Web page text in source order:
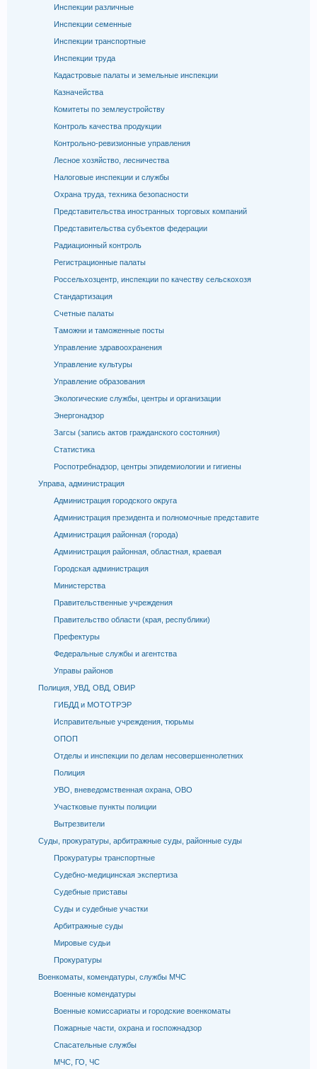
Инспекции различные
Инспекции семенные
Инспекции транспортные
Инспекции труда
Кадастровые палаты и земельные инспекции
Казначейства
Комитеты по землеустройству
Контроль качества продукции
Контрольно-ревизионные управления
Лесное хозяйство, лесничества
Налоговые инспекции и службы
Охрана труда, техника безопасности
Представительства иностранных торговых компаний
Представительства субъектов федерации
Радиационный контроль
Регистрационные палаты
Россельхозцентр, инспекции по качеству сельскохозя
Стандартизация
Счетные палаты
Таможни и таможенные посты
Управление здравоохранения
Управление культуры
Управление образования
Экологические службы, центры и организации
Энергонадзор
Загсы (запись актов гражданского состояния)
Статистика
Роспотребнадзор, центры эпидемиологии и гигиены
Управа, администрация
Администрация городского округа
Администрация президента и полномочные представите
Администрация районная (города)
Администрация районная, областная, краевая
Городская администрация
Министерства
Правительственные учреждения
Правительство области (края, республики)
Префектуры
Федеральные службы и агентства
Управы районов
Полиция, УВД, ОВД, ОВИР
ГИБДД и МОТОТРЭР
Исправительные учреждения, тюрьмы
ОПОП
Отделы и инспекции по делам несовершеннолетних
Полиция
УВО, вневедомственная охрана, ОВО
Участковые пункты полиции
Вытрезвители
Суды, прокуратуры, арбитражные суды, районные суды
Прокуратуры транспортные
Судебно-медицинская экспертиза
Судебные приставы
Суды и судебные участки
Арбитражные суды
Мировые судьи
Прокуратуры
Военкоматы, комендатуры, службы МЧС
Военные комендатуры
Военные комиссариаты и городские военкоматы
Пожарные части, охрана и госпожнадзор
Спасательные службы
МЧС, ГО, ЧС